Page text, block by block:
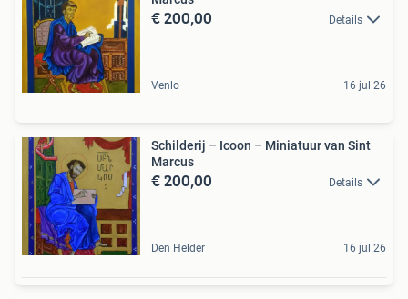
€ 200,00 Details
Venlo 16 jul 26
Schilderij – Icoon – Miniatuur van Sint
Marcus
€ 200,00 Details
Den Helder 16 jul 26